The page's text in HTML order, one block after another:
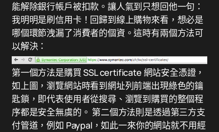
能解除銀行帳戶被扣款。讓人氣到只想回他一句：
我明明是刷信用卡！回歸到線上購物來看，想必是
哪個環節洩漏了消費者的個資。這時有兩個方法可
以解決：
第一個方法是購買 SSL certificate 網站安全憑證，
如上圖，瀏覽網站時看到網址列前端出現綠色的鑰
匙鎖，即代表使用者從搜尋、瀏覽到購買的整個程
序都是安全無虞的。 第二個方法則是透過第三方支
付管道，例如 Paypal，如此一來你的網站就不用經